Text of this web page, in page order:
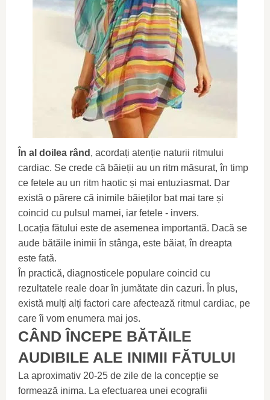
În al doilea rând , acordați atenție naturii ritmului
cardiac. Se crede că băieții au un ritm măsurat, în timp
ce fetele au un ritm haotic și mai entuziasmat. Dar
există o părere că inimile băieților bat mai tare și
coincid cu pulsul mamei, iar fetele - invers.
Locația fătului este de asemenea importantă. Dacă se
aude bătăile inimii în stânga, este băiat, în dreapta
este fată.
În practică, diagnosticele populare coincid cu
rezultatele reale doar în jumătate din cazuri. În plus,
există mulți alți factori care afectează ritmul cardiac, pe
care îi vom enumera mai jos.
CÂND ÎNCEPE BĂTĂILE
AUDIBILE ALE INIMII FĂTULUI
La aproximativ 20-25 de zile de la concepție se
formează inima. La efectuarea unei ecografii